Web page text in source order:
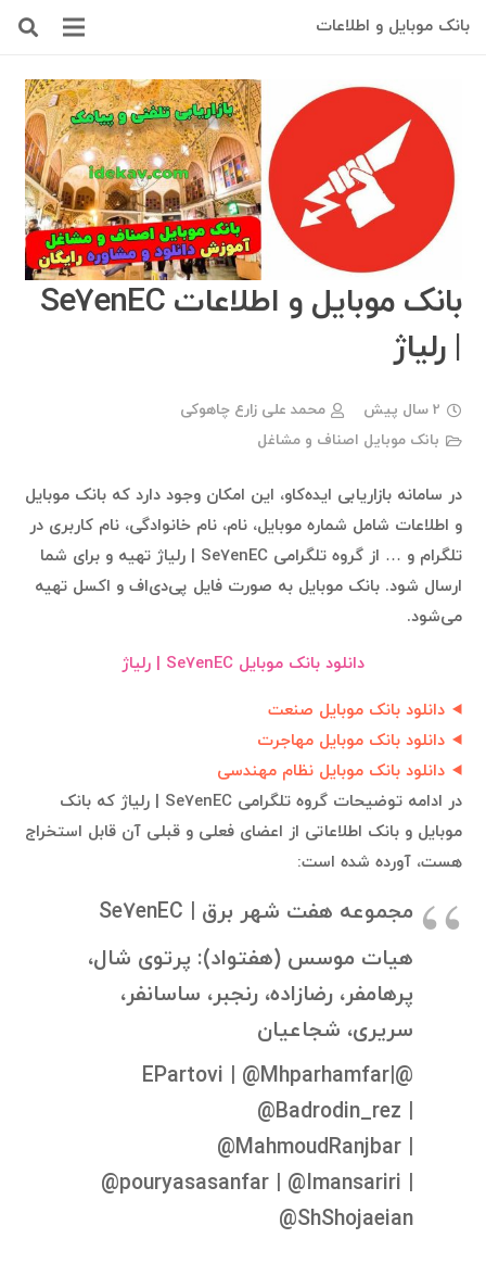
بانک موبایل و اطلاعات
بانک موبایل و اطلاعات Se7enEC
| رلیاژ
2 سال پیش
محمد علی زارع چاهوکی
بانک موبایل اصناف و مشاغل
در سامانه بازاریابی ایده‌کاو، این امکان وجود دارد که بانک موبایل
و اطلاعات شامل شماره موبایل، نام، نام خانوادگی، نام کاربری در
تلگرام و … از گروه تلگرامی Se7enEC | رلیاژ تهیه و برای شما
ارسال شود. بانک موبایل به صورت فایل پی‌دی‌اف و اکسل تهیه
می‌شود.
دانلود بانک موبایل Se7enEC | رلیاژ
دانلود بانک موبایل صنعت
دانلود بانک موبایل مهاجرت
دانلود بانک موبایل نظام مهندسی
در ادامه توضیحات گروه تلگرامی Se7enEC | رلیاژ که بانک
موبایل و بانک اطلاعاتی از اعضای فعلی و قبلی آن قابل استخراج
هست، آورده شده است:
مجموعه هفت شهر برق | Se7enEC
هیات موسس (هفتواد): پرتوی شال،
پرهامفر، رضازاده، رنجبر، ساسانفر،
سریری، شجاعیان
@EPartovi | @Mhparhamfar|
@Badrodin_rez |
@MahmoudRanjbar |
@pouryasasanfar | @Imansariri |
@ShShojaeian